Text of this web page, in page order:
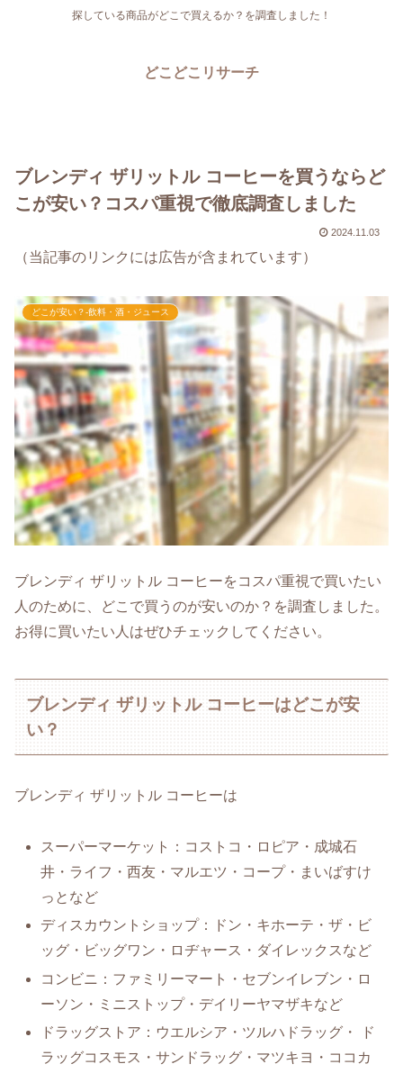
探している商品がどこで買えるか？を調査しました！
どこどこリサーチ
ブレンディ ザリットル コーヒーを買うならど
こが安い？コスパ重視で徹底調査しました
2024.11.03
（当記事のリンクには広告が含まれています）
どこが安い？-飲料・酒・ジュース
ブレンディ ザリットル コーヒーをコスパ重視で買いたい
人のために、どこで買うのが安いのか？を調査しました。
お得に買いたい人はぜひチェックしてください。
ブレンディ ザリットル コーヒーはどこが安
い？
ブレンディ ザリットル コーヒーは
スーパーマーケット：コストコ・ロピア・成城石
井・ライフ・西友・マルエツ・コープ・まいばすけ
っとなど
ディスカウントショップ：ドン・キホーテ・ザ・ビ
ッグ・ビッグワン・ロヂャース・ダイレックスなど
コンビニ：ファミリーマート・セブンイレブン・ロ
ーソン・ミニストップ・デイリーヤマザキなど
ドラッグストア：ウエルシア・ツルハドラッグ・ ド
ラッグコスモス・サンドラッグ・マツキヨ・ココカ